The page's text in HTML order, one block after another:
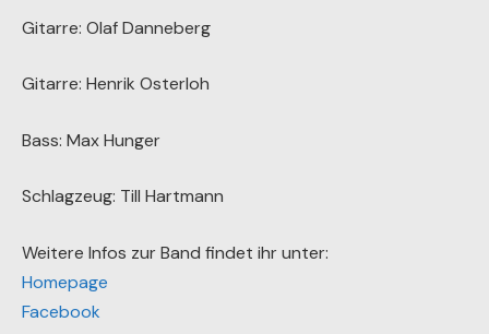
Gitarre: Olaf Danneberg
Gitarre: Henrik Osterloh
Bass: Max Hunger
Schlagzeug: Till Hartmann
Weitere Infos zur Band findet ihr unter:
Homepage
Facebook